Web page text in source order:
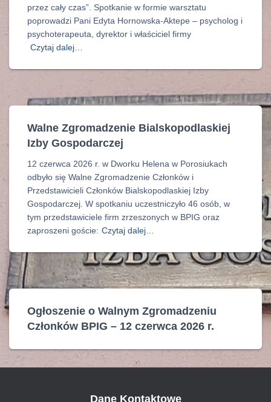
przez cały czas”. Spotkanie w formie warsztatu
poprowadzi Pani Edyta Hornowska-Aktepe – psycholog i
psychoterapeuta, dyrektor i właściciel firmy
Czytaj dalej…
Walne Zgromadzenie Bialskopodlaskiej
Izby Gospodarczej
12 czerwca 2026 r. w Dworku Helena w Porosiukach
odbyło się Walne Zgromadzenie Członków i
Przedstawicieli Członków Bialskopodlaskiej Izby
Gospodarczej. W spotkaniu uczestniczyło 46 osób, w
tym przedstawiciele firm zrzeszonych w BPIG oraz
zaproszeni goście: Czytaj dalej…
Ogłoszenie o Walnym Zgromadzeniu
Członków BPIG – 12 czerwca 2026 r.
Dane Kontaktowe